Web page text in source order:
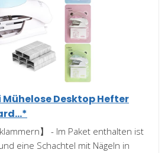
Mühelose Desktop Hefter
】 - Im Paket enthalten ist
eine Schachtel mit Nägeln in